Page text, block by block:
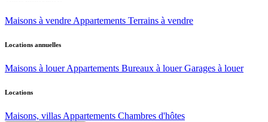
Maisons à vendre Appartements Terrains à vendre
Locations annuelles
Maisons à louer Appartements Bureaux à louer Garages à louer
Locations
Maisons, villas Appartements Chambres d'hôtes